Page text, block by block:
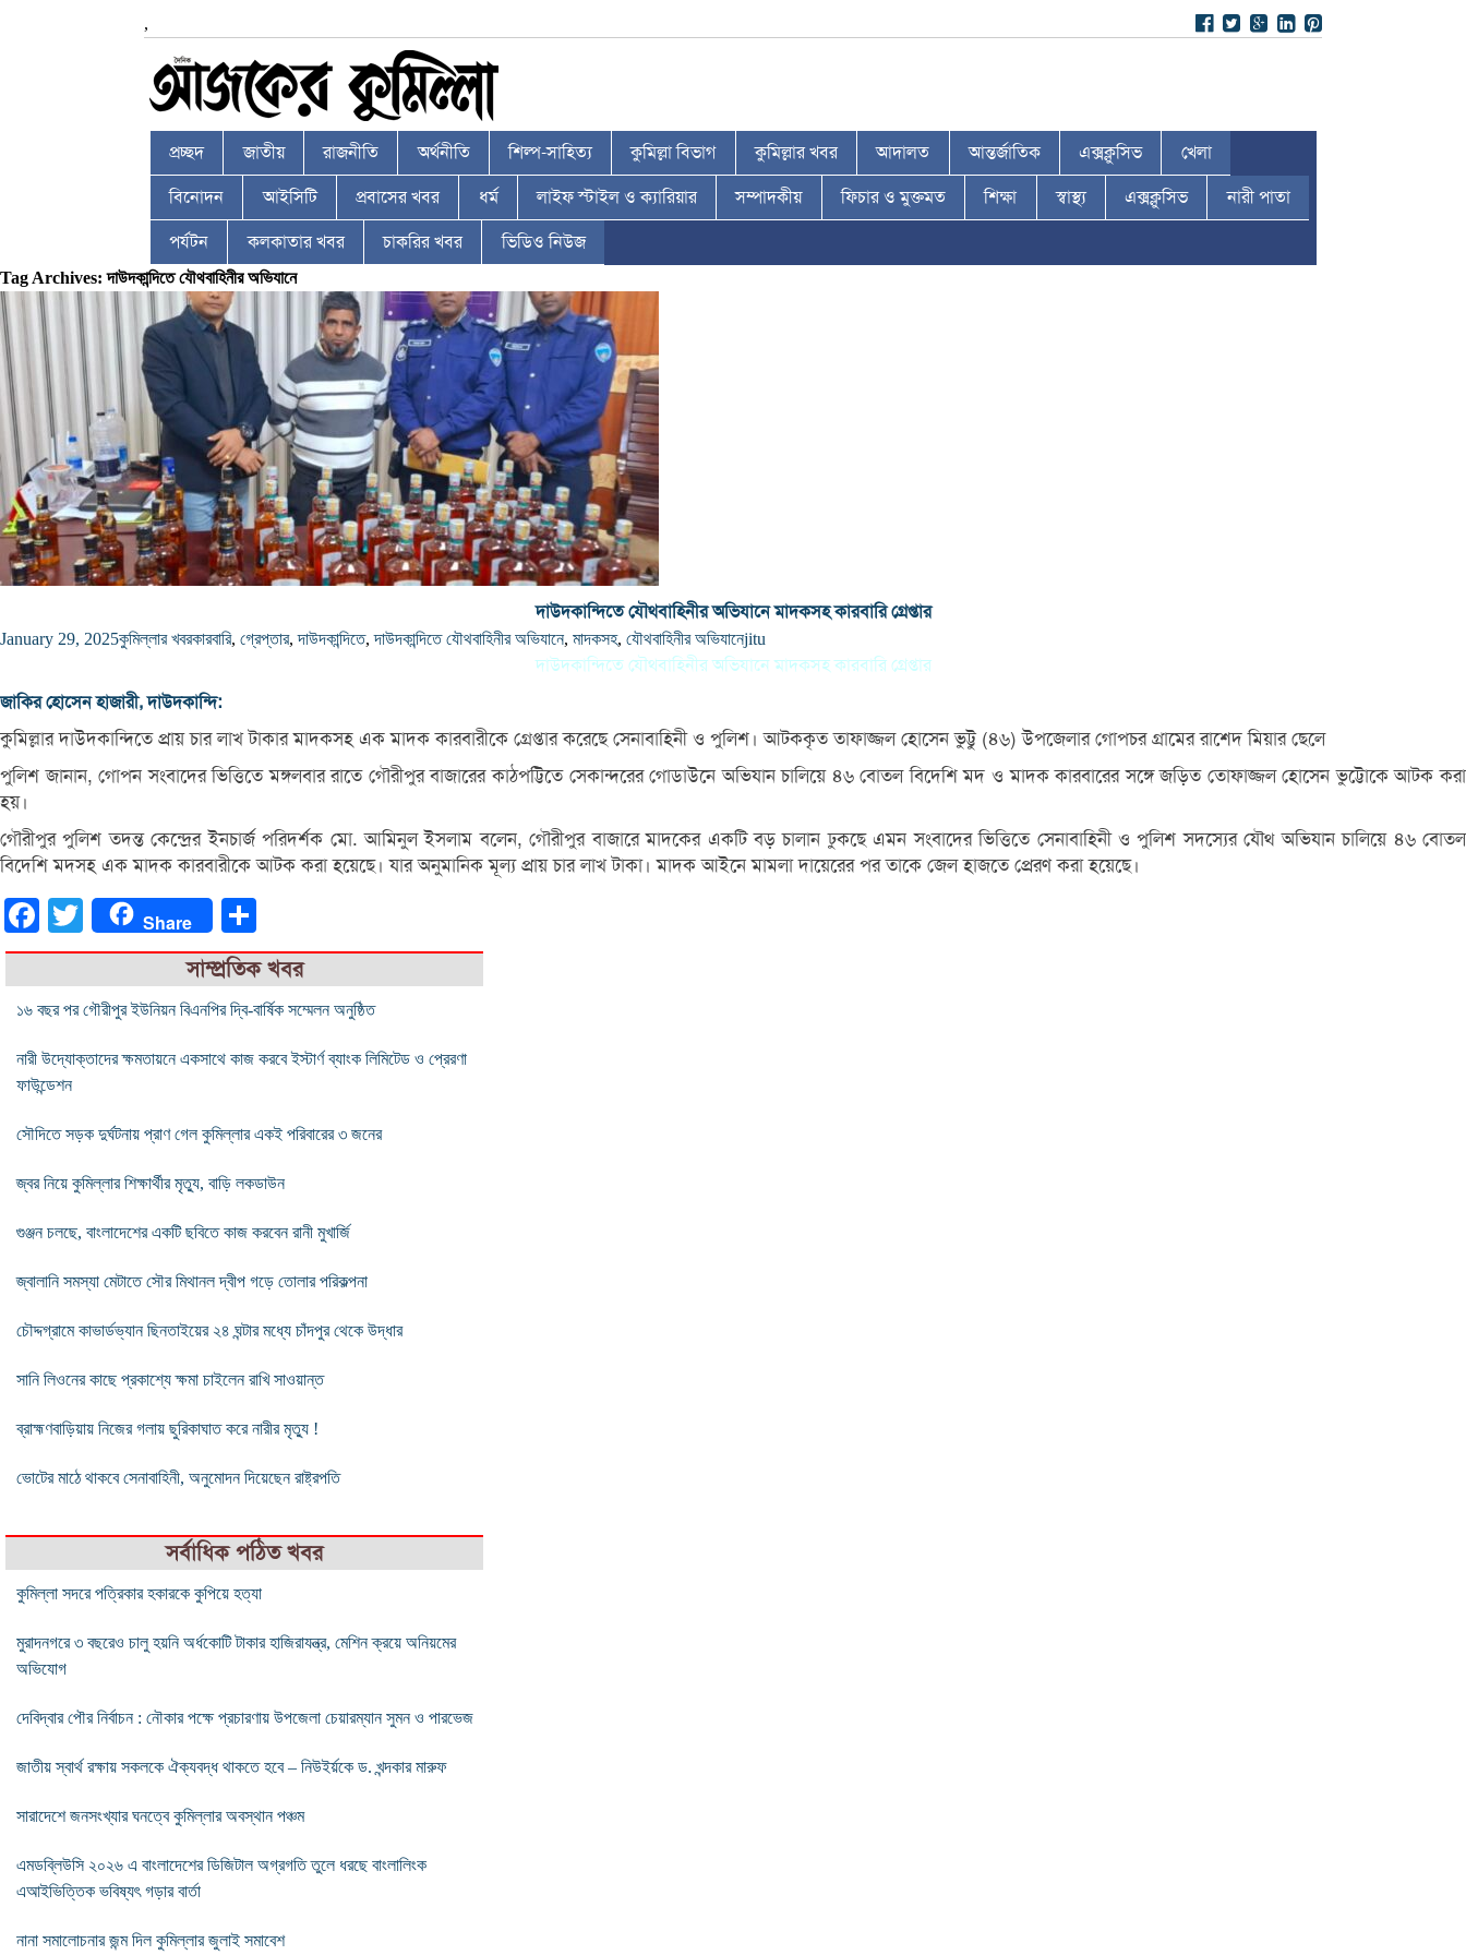
,
প্রচ্ছদ জাতীয় রাজনীতি অর্থনীতি শিল্প-সাহিত্য কুমিল্লা বিভাগ কুমিল্লার খবর আদালত আন্তর্জাতিক এক্সক্লুসিভ খেলা
বিনোদন আইসিটি প্রবাসের খবর ধর্ম লাইফ স্টাইল ও ক্যারিয়ার সম্পাদকীয় ফিচার ও মুক্তমত শিক্ষা স্বাস্থ্য এক্সক্লুসিভ নারী পাতা
পর্যটন কলকাতার খবর চাকরির খবর ভিডিও নিউজ
Tag Archives: দাউদকান্দিতে যৌথবাহিনীর অভিযানে
দাউদকান্দিতে যৌথবাহিনীর অভিযানে মাদকসহ কারবারি গ্রেপ্তার
January 29, 2025কুমিল্লার খবরকারবারি, গ্রেপ্তার,দাউদকান্দিতে,দাউদকান্দিতে যৌথবাহিনীর অভিযানে, মাদকসহ, যৌথবাহিনীর অভিযানেjitu
দাউদকান্দিতে যৌথবাহিনীর অভিযানে মাদকসহ কারবারি গ্রেপ্তার
জাকির হোসেন হাজারী, দাউদকান্দি:
কুমিল্লার দাউদকান্দিতে প্রায় চার লাখ টাকার মাদকসহ এক মাদক কারবারীকে গ্রেপ্তার করেছে সেনাবাহিনী ও পুলিশ। আটককৃত তাফাজ্জল হোসেন ভুট্টু (৪৬) উপজেলার গোপচর গ্রামের রাশেদ মিয়ার ছেলে
পুলিশ জানান, গোপন সংবাদের ভিত্তিতে মঙ্গলবার রাতে গৌরীপুর বাজারের কাঠপট্টিতে সেকান্দরের গোডাউনে অভিযান চালিয়ে ৪৬ বোতল বিদেশি মদ ও মাদক কারবারের সঙ্গে জড়িত তোফাজ্জল হোসেন ভুট্টোকে আটক করা
হয়।
গৌরীপুর পুলিশ তদন্ত কেন্দ্রের ইনচার্জ পরিদর্শক মো. আমিনুল ইসলাম বলেন, গৌরীপুর বাজারে মাদকের একটি বড় চালান ঢুকছে এমন সংবাদের ভিত্তিতে সেনাবাহিনী ও পুলিশ সদস্যের যৌথ অভিযান চালিয়ে ৪৬ বোতল
বিদেশি মদসহ এক মাদক কারবারীকে আটক করা হয়েছে। যার অনুমানিক মূল্য প্রায় চার লাখ টাকা। মাদক আইনে মামলা দায়েরের পর তাকে জেল হাজতে প্রেরণ করা হয়েছে।
FacebookTwitter Share
সাম্প্রতিক খবর
১৬ বছর পর গৌরীপুর ইউনিয়ন বিএনপির দ্বি-বার্ষিক সম্মেলন অনুষ্ঠিত
নারী উদ্যোক্তাদের ক্ষমতায়নে একসাথে কাজ করবে ইস্টার্ণ ব্যাংক লিমিটেড ও প্রেরণা
ফাউন্ডেশন
সৌদিতে সড়ক দুর্ঘটনায় প্রাণ গেল কুমিল্লার একই পরিবারের ৩ জনের
জ্বর নিয়ে কুমিল্লার শিক্ষার্থীর মৃত্যু, বাড়ি লকডাউন
গুঞ্জন চলছে, বাংলাদেশের একটি ছবিতে কাজ করবেন রানী মুখার্জি
জ্বালানি সমস্যা মেটাতে সৌর মিথানল দ্বীপ গড়ে তোলার পরিকল্পনা
চৌদ্দগ্রামে কাভার্ডভ্যান ছিনতাইয়ের ২৪ ঘন্টার মধ্যে চাঁদপুর থেকে উদ্ধার
সানি লিওনের কাছে প্রকাশ্যে ক্ষমা চাইলেন রাখি সাওয়ান্ত
ব্রাহ্মণবাড়িয়ায় নিজের গলায় ছুরিকাঘাত করে নারীর মৃত্যু !
ভোটের মাঠে থাকবে সেনাবাহিনী, অনুমোদন দিয়েছেন রাষ্ট্রপতি
সর্বাধিক পঠিত খবর
কুমিল্লা সদরে পত্রিকার হকারকে কুপিয়ে হত্যা
মুরাদনগরে ৩ বছরেও চালু হয়নি অর্ধকোটি টাকার হাজিরাযন্ত্র, মেশিন ক্রয়ে অনিয়মের
অভিযোগ
দেবিদ্বার পৌর নির্বাচন : নৌকার পক্ষে প্রচারণায় উপজেলা চেয়ারম্যান সুমন ও পারভেজ
জাতীয় স্বার্থ রক্ষায় সকলকে ঐক্যবদ্ধ থাকতে হবে – নিউইর্য়কে ড. খন্দকার মারুফ
সারাদেশে জনসংখ্যার ঘনত্বে কুমিল্লার অবস্থান পঞ্চম
এমডব্লিউসি ২০২৬ এ বাংলাদেশের ডিজিটাল অগ্রগতি তুলে ধরছে বাংলালিংক
এআইভিত্তিক ভবিষ্যৎ গড়ার বার্তা
নানা সমালোচনার জন্ম দিল কুমিল্লার জুলাই সমাবেশ